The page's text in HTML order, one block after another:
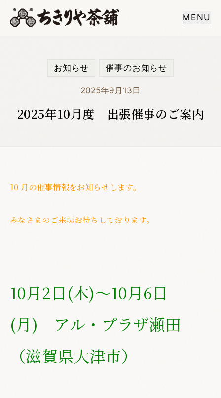
MENU
お知らせ 催事のお知らせ
2025年9月13日
2025年10月度 出張催事のご案内
10 月の催事情報をお知らせします。
みなさまのご来場お待ちしております。
10月2日(木)～10月6日
(月) アル・プラザ瀬田
（滋賀県大津市）